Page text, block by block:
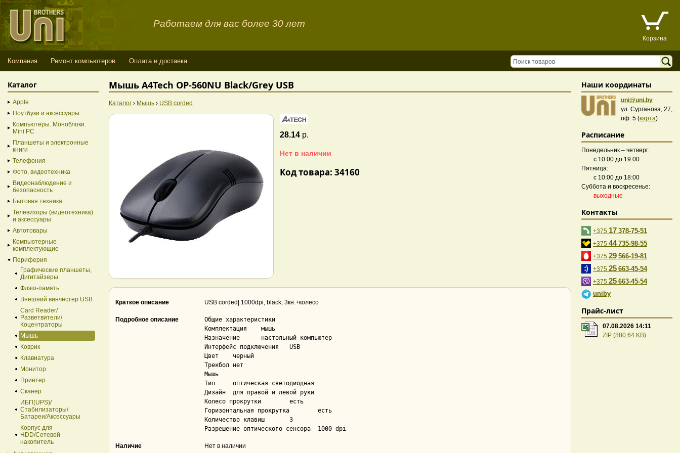
Работаем для вас более 30 лет
Корзина
Компания Ремонт компьютеров Оплата и доставка
Мышь A4Tech OP-560NU Black/Grey USB
Каталог › Мышь › USB corded
28.14 р.
Нет в наличии
Код товара: 34160
Краткое описание USB corded| 1000dpi, black, 3кн.+колесо
Подробное описание
Общие характеристики
Комплектация	мышь
Назначение	настольный компьютер
Интерфейс подключения	USB
Цвет	черный
Трекбол	нет
Мышь
Тип	оптическая светодиодная
Дизайн	для правой и левой руки
Колесо прокрутки	есть
Горизонтальная прокрутка	есть
Количество клавиш	3
Разрешение оптического сенсора	1000 dpi
Наличие Нет в наличии
Каталог
Apple
Ноутбуки и аксессуары
Компьютеры. Моноблоки.
Mini PC
Планшеты и электронные
книги
Телефония
Фото, видеотехника
Видеонаблюдение и
безопасность
Бытовая техника
Телевизоры (видеотехника)
и аксессуары
Автотовары
Компьютерные
комплектующие
Периферия
Графические планшеты,
Дигитайзеры
Флэш-память
Внешний винчестер USB
Card Reader/
Разветвители/
Коцентраторы
Мышь
Коврик
Клавиатура
Монитор
Принтер
Сканер
ИБП(UPS)/
Стабилизаторы/
Батареи/Аксессуары
Корпус для
HDD/Cетевой
накопитель
Наши координаты
uni@uni.by
ул. Сурганова, 27,
оф. 5 (карта)
Расписание
Понедельник – четверг:
с 10:00 до 19:00
Пятница:
с 10:00 до 18:00
Суббота и воскресенье:
выходные
Контакты
+375 17 378-75-51
+375 44 735-98-55
+375 29 566-19-81
+375 25 663-45-54
+375 25 663-45-54
uniby
Прайс-лист
07.08.2026 14:11
ZIP (880.64 KB)